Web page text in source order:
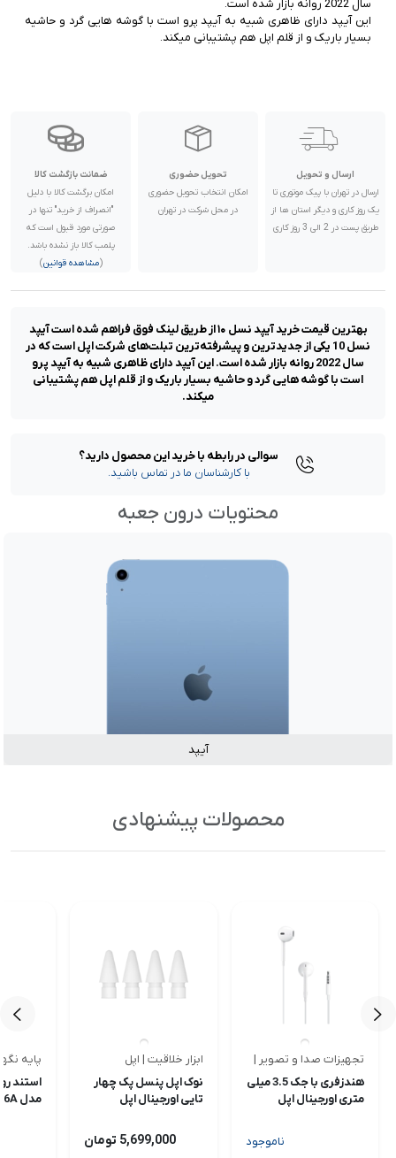
ناموجود
این آیپد دارای ظاهری شبیه به آیپد پرو است با گوشه هایی گرد و حاشیه‌
بسیار باریک و از قلم اپل هم پشتیبانی میکند.
ارسال و تحویل
ارسال در تهران با پیک موتوری تا
یک روز کاری و دیگر استان ها از
طریق پست در 2 الی 3 روز کاری
تحویل حضوری
امکان انتخاب تحویل حضوری
در محل شرکت در تهران
ضمانت بازگشت کالا
امکان برگشت کالا با دلیل
"انصراف از خرید" تنها در
صورتی مورد قبول است که
پلمب کالا باز نشده باشد.
(مشاهده قوانین)
بهترین قیمت خرید آیپد نسل ۱۰ از طریق لینک فوق فراهم شده است آیپد
نسل 10 یکی از جدیدترین و پیشرفته‌ترین تبلت‌های شرکت اپل است که در
سال 2022 روانه بازار شده است. این آیپد دارای ظاهری شبیه به آیپد پرو
است با گوشه هایی گرد و حاشیه‌ بسیار باریک و از قلم اپل هم پشتیبانی
میکند.
سوالی در رابطه با خرید این محصول دارید؟
با کارشناسان ما در تماس باشید.
محتویات درون جعبه
آیپد
محصولات پیشنهادی
<
تجهیزات صدا و تصویر | اپل
هندزفری با جک 3.5 میلی
متری اورجینال اپل
ناموجود
ابزار خلاقیت | اپل
نوک اپل پنسل پک چهار
تایی اورجینال اپل
5,699,000 تومان
پایه
استند
مدل C46A